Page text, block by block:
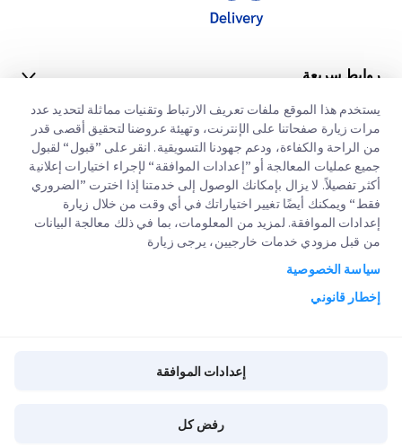
روابط سريعة
مواقع مكاتبنا
طلب عرض اسعار
تسجيل دخول العملاء
التسجيل
تتبع طلبك
الشركات الكبرى
عنا
الوظائف
مدونة
البيئة و المجتمع والحوكمة
شريك خدمة القناة
خدماتنا
التخليص الجمركي السريع
إعدادات الموافقة
سياسة الكوكيز
يستخدم هذا الموقع ملفات تعريف الارتباط وتقنيات مماثلة لتحديد عدد
مرات زيارة صفحاتنا على الإنترنت، وتهيئة عروضنا لتحقيق أقصى قدر
من الراحة والكفاءة، ودعم جهودنا التسويقية. انقر على ”قبول“ لقبول
جميع عمليات المعالجة أو ”إعدادات الموافقة“ لإجراء اختيارات إعلانية
أكثر تفصيلاً. لا يزال بإمكانك الوصول إلى خدمتنا إذا اخترت ”الضروري
فقط“ ويمكنك أيضًا تغيير اختياراتك في أي وقت من خلال زيارة
إعدادات الموافقة. لمزيد من المعلومات، بما في ذلك معالجة البيانات
من قبل مزودي خدمات خارجيين، يرجى زيارة
سياسة الخصوصية
إخطار قانوني
إعدادات الموافقة
رفض كل